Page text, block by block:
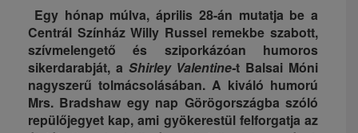
Egy hónap múlva, április 28-án mutatja be a
Centrál SzínházWilly Russel remekbe szabott,
szívmelengető és sziporkázóan humoros
sikerdarabját, a Shirley Valentine-t Balsai Móni
nagyszerű tolmácsolásában. A kiváló humorú
Mrs. Bradshaw egy nap Görögországba szóló
repülőjegyet kap, ami gyökerestül felforgatja az